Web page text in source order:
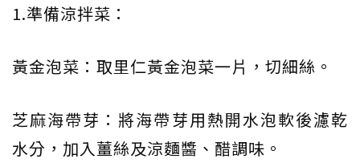
1.準備涼拌菜：
黃金泡菜：取里仁黃金泡菜一片，切細絲。
芝麻海帶芽：將海帶芽用熱開水泡軟後濾乾
水分，加入薑絲及涼麵醬、醋調味。